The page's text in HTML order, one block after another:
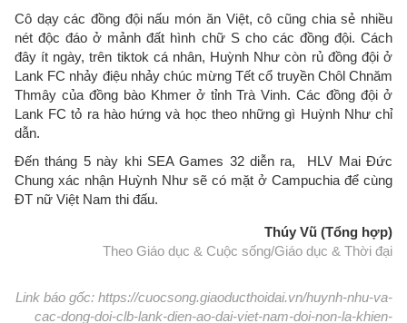
Cô dạy các đồng đội nấu món ăn Việt, cô cũng chia sẻ nhiều
nét độc đáo ở mảnh đất hình chữ S cho các đồng đội. Cách
đây ít ngày, trên tiktok cá nhân, Huỳnh Như còn rủ đồng đội ở
Lank FC nhảy điệu nhảy chúc mừng Tết cổ truyền Chôl Chnăm
Thmây của đồng bào Khmer ở tỉnh Trà Vinh. Các đồng đội ở
Lank FC tỏ ra hào hứng và học theo những gì Huỳnh Như chỉ
dẫn.
Đến tháng 5 này khi SEA Games 32 diễn ra, HLV Mai Đức
Chung xác nhận Huỳnh Như sẽ có mặt ở Campuchia để cùng
ĐT nữ Việt Nam thi đấu.
Thúy Vũ (Tổng hợp)
Theo Giáo dục & Cuộc sống/Giáo dục & Thời đại
Link báo gốc: https://cuocsong.giaoducthoidai.vn/huynh-nhu-va-
cac-dong-doi-clb-lank-dien-ao-dai-viet-nam-doi-non-la-khien-